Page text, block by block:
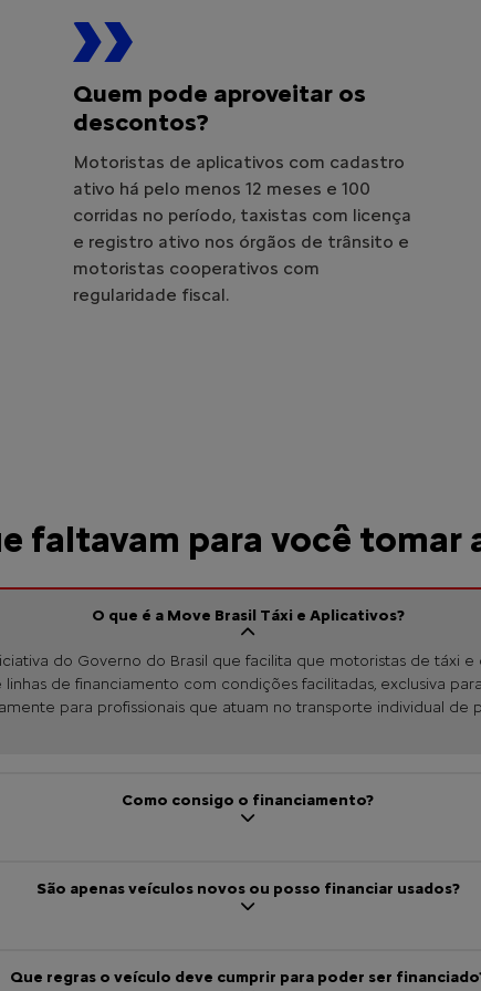
Quem pode aproveitar os
descontos?
Motoristas de aplicativos com cadastro
ativo há pelo menos 12 meses e 100
corridas no período, taxistas com licença
e registro ativo nos órgãos de trânsito e
motoristas cooperativos com
regularidade fiscal.
faltavam para você tomar
O que é a Move Brasil Táxi e Aplicativos?
do Governo do Brasil que facilita que motoristas de táxi
de financiamento com condições facilitadas, exclusiva
para profissionais que atuam no transporte individual de
Como consigo o financiamento?
São apenas veículos novos ou posso financiar usados?
Que regras o veículo deve cumprir para poder ser